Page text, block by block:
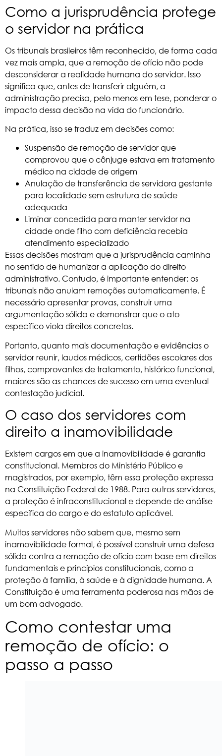
Como a jurisprudência protege
o servidor na prática
Os tribunais brasileiros têm reconhecido, de forma cada
vez mais ampla, que a remoção de ofício não pode
desconsiderar a realidade humana do servidor. Isso
significa que, antes de transferir alguém, a
administração precisa, pelo menos em tese, ponderar o
impacto dessa decisão na vida do funcionário.
Na prática, isso se traduz em decisões como:
Suspensão de remoção de servidor que
comprovou que o cônjuge estava em tratamento
médico na cidade de origem
Anulação de transferência de servidora gestante
para localidade sem estrutura de saúde
adequada
Liminar concedida para manter servidor na
cidade onde filho com deficiência recebia
atendimento especializado
Essas decisões mostram que a jurisprudência caminha
no sentido de humanizar a aplicação dodireito
administrativo. Contudo, é importante entender: os
tribunais não anulam remoções automaticamente. É
necessário apresentar provas, construir uma
argumentação sólida e demonstrar que o ato
específico viola direitos concretos.
Portanto, quanto mais documentação e evidências o
servidor reunir, laudos médicos, certidões escolares dos
filhos, comprovantes de tratamento, histórico funcional,
maiores são as chances de sucesso em uma eventual
contestação judicial.
O caso dos servidores com
direito a inamovibilidade
Existem cargos em que a inamovibilidade é garantia
constitucional. Membros do Ministério Público e
magistrados, por exemplo, têm essa proteção expressa
na Constituição Federal de 1988. Para outros servidores,
a proteção é infraconstitucional e depende de análise
específica do cargo e do estatuto aplicável.
Muitos servidores não sabem que, mesmo sem
inamovibilidade formal, é possível construir uma defesa
sólida contra a remoção de ofício com base em direitos
fundamentais e princípios constitucionais, como a
proteção à família, à saúde e à dignidade humana. A
Constituição é uma ferramenta poderosa nas mãos de
um bom advogado.
Como contestar uma
remoção de ofício: o
passo a passo